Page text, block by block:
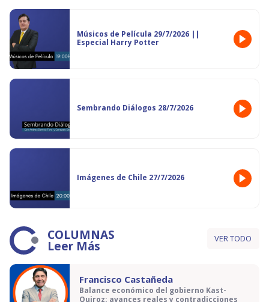
Músicos de Película 29/7/2026 ||
Especial Harry Potter
Sembrando Diálogos 28/7/2026
Imágenes de Chile 27/7/2026
COLUMNAS
Leer Más VER TODO
Francisco Castañeda
Balance económico del gobierno Kast-
Quiroz: avances reales y contradicciones